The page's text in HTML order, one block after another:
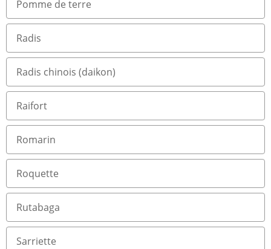
Pomme de terre
Radis
Radis chinois (daikon)
Raifort
Romarin
Roquette
Rutabaga
Sarriette